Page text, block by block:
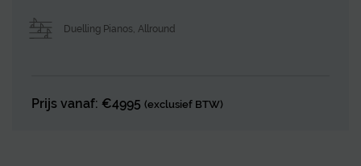
Duelling Pianos, Allround
Prijs vanaf: €4995 (exclusief BTW)